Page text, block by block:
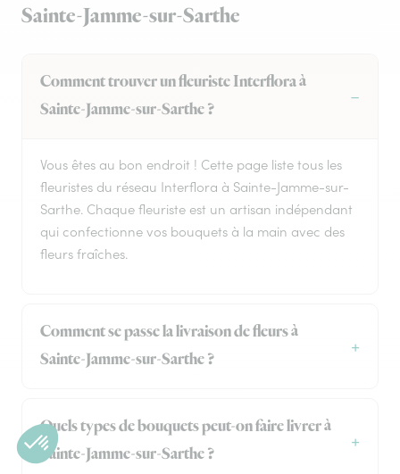
Sainte-Jamme-sur-Sarthe
Comment trouver un fleuriste Interflora à
Sainte-Jamme-sur-Sarthe ?
Vous êtes au bon endroit ! Cette page liste tous les
fleuristes du réseau Interflora à Sainte-Jamme-sur-
Sarthe. Chaque fleuriste est un artisan indépendant
qui confectionne vos bouquets à la main avec des
fleurs fraîches.
Comment se passe la livraison de fleurs à
Sainte-Jamme-sur-Sarthe ?
Quels types de bouquets peut-on faire livrer à
Sainte-Jamme-sur-Sarthe ?